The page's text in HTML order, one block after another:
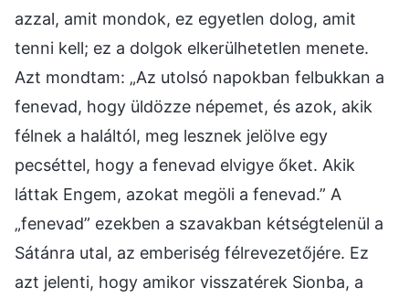
azzal, amit mondok, ez egyetlen dolog, amit
tenni kell; ez a dolgok elkerülhetetlen menete.
Azt mondtam: „Az utolsó napokban felbukkan a
fenevad, hogy üldözze népemet, és azok, akik
félnek a haláltól, meg lesznek jelölve egy
pecséttel, hogy a fenevad elvigye őket. Akik
láttak Engem, azokat megöli a fenevad.” A
„fenevad” ezekben a szavakban kétségtelenül a
Sátánra utal, az emberiség félrevezetőjére. Ez
azt jelenti, hogy amikor visszatérek Sionba, a